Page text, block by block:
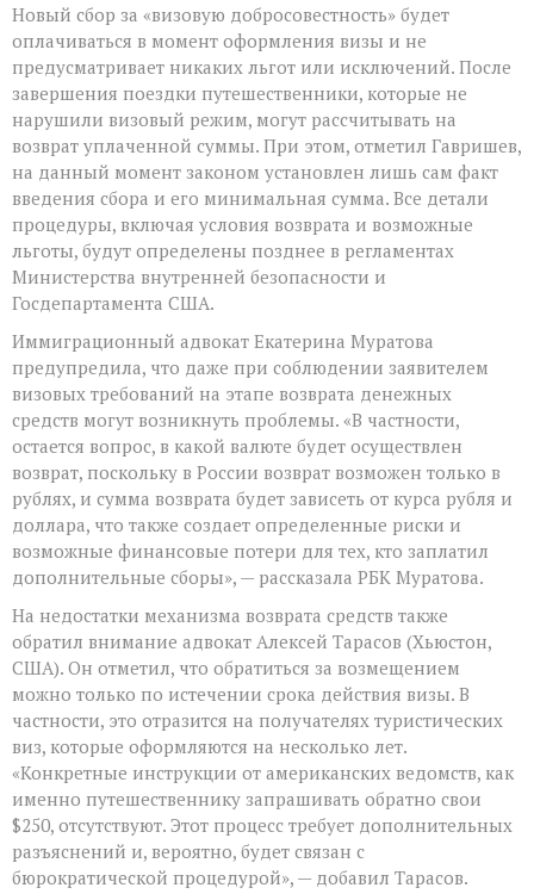
Новый сбор за «визовую добросовестность» будет
оплачиваться в момент оформления визы и не
предусматривает никаких льгот или исключений. После
завершения поездки путешественники, которые не
нарушили визовый режим, могут рассчитывать на
возврат уплаченной суммы. При этом, отметил Гавришев,
на данный момент законом установлен лишь сам факт
введения сбора и его минимальная сумма. Все детали
процедуры, включая условия возврата и возможные
льготы, будут определены позднее в регламентах
Министерства внутренней безопасности и
Госдепартамента США.
Иммиграционный адвокат Екатерина Муратова
предупредила, что даже при соблюдении заявителем
визовых требований на этапе возврата денежных
средств могут возникнуть проблемы. «В частности,
остается вопрос, в какой валюте будет осуществлен
возврат, поскольку в России возврат возможен только в
рублях, и сумма возврата будет зависеть от курса рубля и
доллара, что также создает определенные риски и
возможные финансовые потери для тех, кто заплатил
дополнительные сборы», — рассказала РБК Муратова.
На недостатки механизма возврата средств также
обратил внимание адвокат Алексей Тарасов (Хьюстон,
США). Он отметил, что обратиться за возмещением
можно только по истечении срока действия визы. В
частности, это отразится на получателях туристических
виз, которые оформляются на несколько лет.
«Конкретные инструкции от американских ведомств, как
именно путешественнику запрашивать обратно свои
$250, отсутствуют. Этот процесс требует дополнительных
разъяснений и, вероятно, будет связан с
бюрократической процедурой», — добавил Тарасов.